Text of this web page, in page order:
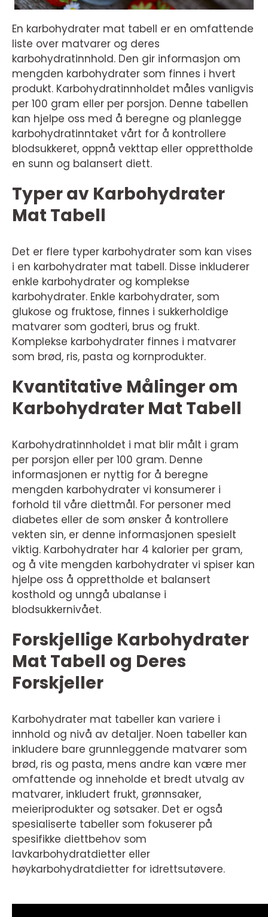
En karbohydrater mat tabell er en omfattende
liste over matvarer og deres
karbohydratinnhold. Den gir informasjon om
mengden karbohydrater som finnes i hvert
produkt. Karbohydratinnholdet måles vanligvis
per 100 gram eller per porsjon. Denne tabellen
kan hjelpe oss med å beregne og planlegge
karbohydratinntaket vårt for å kontrollere
blodsukkeret, oppnå vekttap eller opprettholde
en sunn og balansert diett.
Typer av Karbohydrater
Mat Tabell
Det er flere typer karbohydrater som kan vises
i en karbohydrater mat tabell. Disse inkluderer
enkle karbohydrater og komplekse
karbohydrater. Enkle karbohydrater, som
glukose og fruktose, finnes i sukkerholdige
matvarer som godteri, brus og frukt.
Komplekse karbohydrater finnes i matvarer
som brød, ris, pasta og kornprodukter.
Kvantitative Målinger om
Karbohydrater Mat Tabell
Karbohydratinnholdet i mat blir målt i gram
per porsjon eller per 100 gram. Denne
informasjonen er nyttig for å beregne
mengden karbohydrater vi konsumerer i
forhold til våre diettmål. For personer med
diabetes eller de som ønsker å kontrollere
vekten sin, er denne informasjonen spesielt
viktig. Karbohydrater har 4 kalorier per gram,
og å vite mengden karbohydrater vi spiser kan
hjelpe oss å opprettholde et balansert
kosthold og unngå ubalanse i
blodsukkernivået.
Forskjellige Karbohydrater
Mat Tabell og Deres
Forskjeller
Karbohydrater mat tabeller kan variere i
innhold og nivå av detaljer. Noen tabeller kan
inkludere bare grunnleggende matvarer som
brød, ris og pasta, mens andre kan være mer
omfattende og inneholde et bredt utvalg av
matvarer, inkludert frukt, grønnsaker,
meieriprodukter og søtsaker. Det er også
spesialiserte tabeller som fokuserer på
spesifikke diettbehov som
lavkarbohydratdietter eller
høykarbohydratdietter for idrettsutøvere.